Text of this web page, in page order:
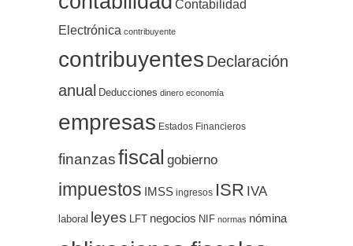
Contabilidad
Electrónica contribuyente
contribuyentes Declaración
anual Deducciones dinero economía
empresas Estados Financieros
finanzasfiscal gobierno
impuestos IMSS ingresos ISR IVA
laboral leyes LFT negocios NIF normas nómina